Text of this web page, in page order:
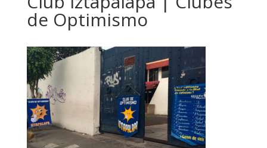
de Optimismo